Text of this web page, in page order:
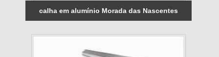
calha em alumínio Morada das Nascentes